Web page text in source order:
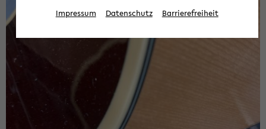
Impressum Datenschutz Barrierefreiheit